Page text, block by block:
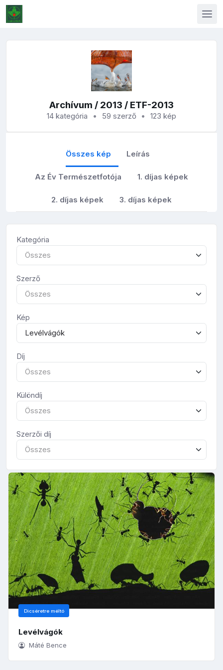
Archívum / 2013 / ETF-2013
14 kategória 59 szerző 123 kép
Összes kép Leírás
Az Év Természetfotója 1. díjas képek
2. díjas képek 3. díjas képek
Kategória
Összes
Szerző
Összes
Kép
Levélvágók
Díj
Összes
Különdíj
Összes
Szerzői díj
Összes
Dicséretre méltó
Levélvágók
Máté Bence